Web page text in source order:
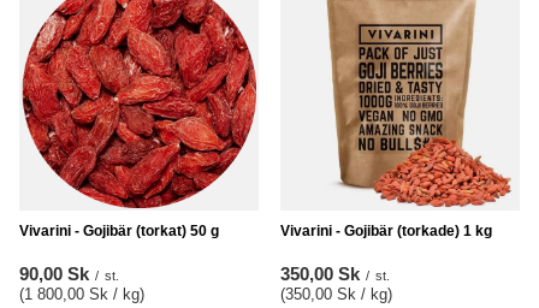
Vivarini - Gojibär (torkat) 50 g
90,00 Sk / st.
(1 800,00 Sk / kg)
Vivarini - Gojibär (torkade) 1 kg
350,00 Sk / st.
(350,00 Sk / kg)